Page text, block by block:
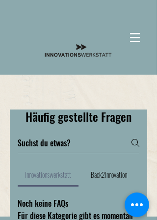
Häufig gestellte Fragen
Innovationswerkstatt Back2Innovation
Noch keine FAQs
Für diese Kategorie gibt es momentan